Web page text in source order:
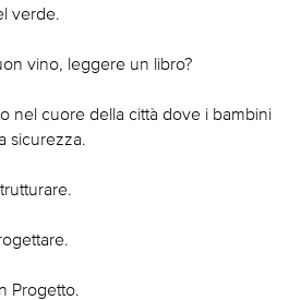
verde.
vino, leggere un libro?
nel cuore della città dove i bambini
sicurezza.
Progetto.